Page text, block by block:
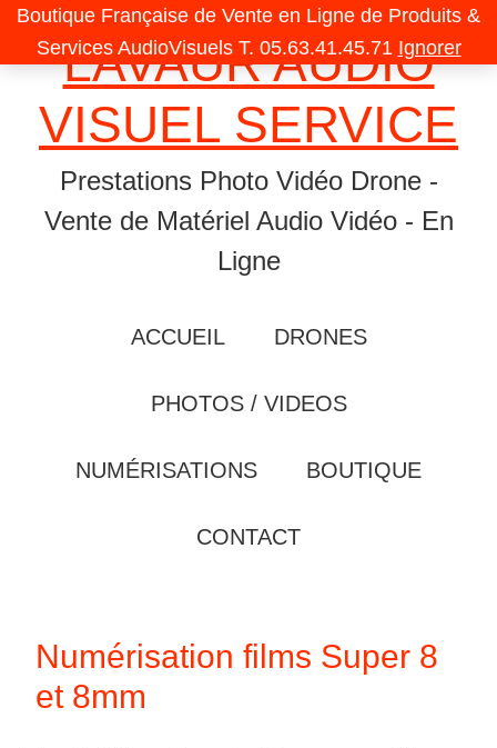
Skip
primary
navigation
Skip
content
Skip
primary
sidebar
LAVAUR AUDIO
VISUEL SERVICE
Prestations Photo Vidéo Drone -
Vente de Matériel Audio Vidéo - En
Ligne
ACCUEIL DRONES
PHOTOS / VIDEOS
NUMÉRISATIONS BOUTIQUE
CONTACT
Numérisation films Super 8
et 8mm
Boutique Française de Vente en Ligne de Produits &
Services AudioVisuels T. 05.63.41.45.71 Ignorer